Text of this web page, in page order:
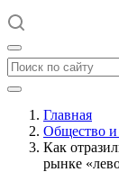
Главная
Общество и
Как
рынке